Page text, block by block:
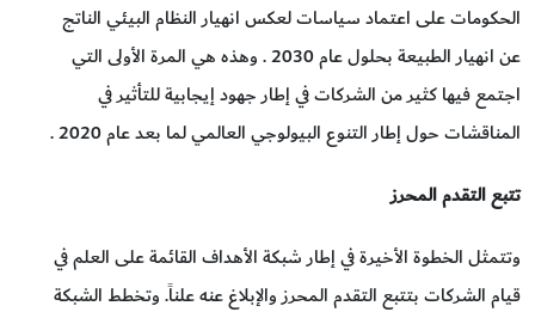
الحكومات على اعتماد سياسات لعكس انهيار النظام البيئي الناتج
عن انهيار الطبيعة بحلول عام 2030 . وهذه هي المرة الأولى التي
اجتمع فيها كثير من الشركات في إطار جهود إيجابية للتأثير في
المناقشات حول إطار التنوع البيولوجي العالمي لما بعد عام 2020 .
تتبع التقدم المحرز
وتتمثل الخطوة الأخيرة في إطار شبكة الأهداف القائمة على العلم في
قيام الشركات بتتبع التقدم المحرز والإبلاغ عنه علناً. وتخطط الشبكة